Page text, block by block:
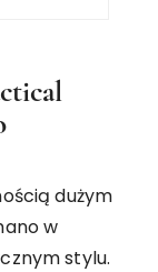
dużym
w
stylu.